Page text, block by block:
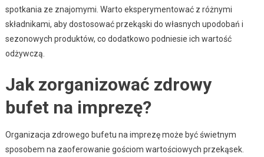
spotkania ze znajomymi. Warto eksperymentować z różnymi
składnikami, aby dostosować przekąski do własnych upodobań i
sezonowych produktów, co dodatkowo podniesie ich wartość
odżywczą.
Jak zorganizować zdrowy
bufet na imprezę?
Organizacja zdrowego bufetu na imprezę może być świetnym
sposobem na zaoferowanie gościom wartościowych przekąsek.